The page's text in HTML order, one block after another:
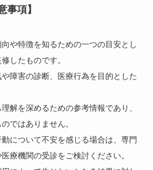
事項】
や特徴を知るための一つの目安とし
したものです。
障害の診断、医療行為を目的とした
解を深めるための参考情報であり、
ではありません。
について不安を感じる場合は、専門
療機関の受診をご検討ください。